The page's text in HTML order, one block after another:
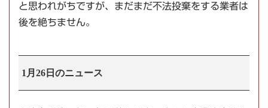
と思われがちですが、まだまだ不法投棄をする業者は
後を絶ちません。
1月26日のニュース